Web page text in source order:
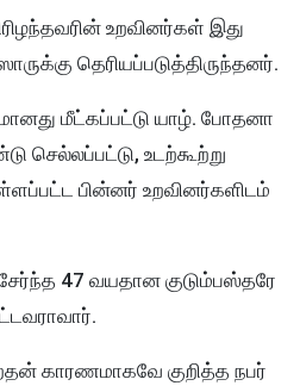
உறவினர்கள் இது
தெரியப்படுத்திருந்தனர்.
மீட்கப்பட்டு யாழ். போதனா
செல்லப்பட்டு, உடற்கூற்று
பின்னர் உறவினர்களிடம்
47 வயதான குடும்பஸ்தரே
காரணமாகவே குறித்த நபர்